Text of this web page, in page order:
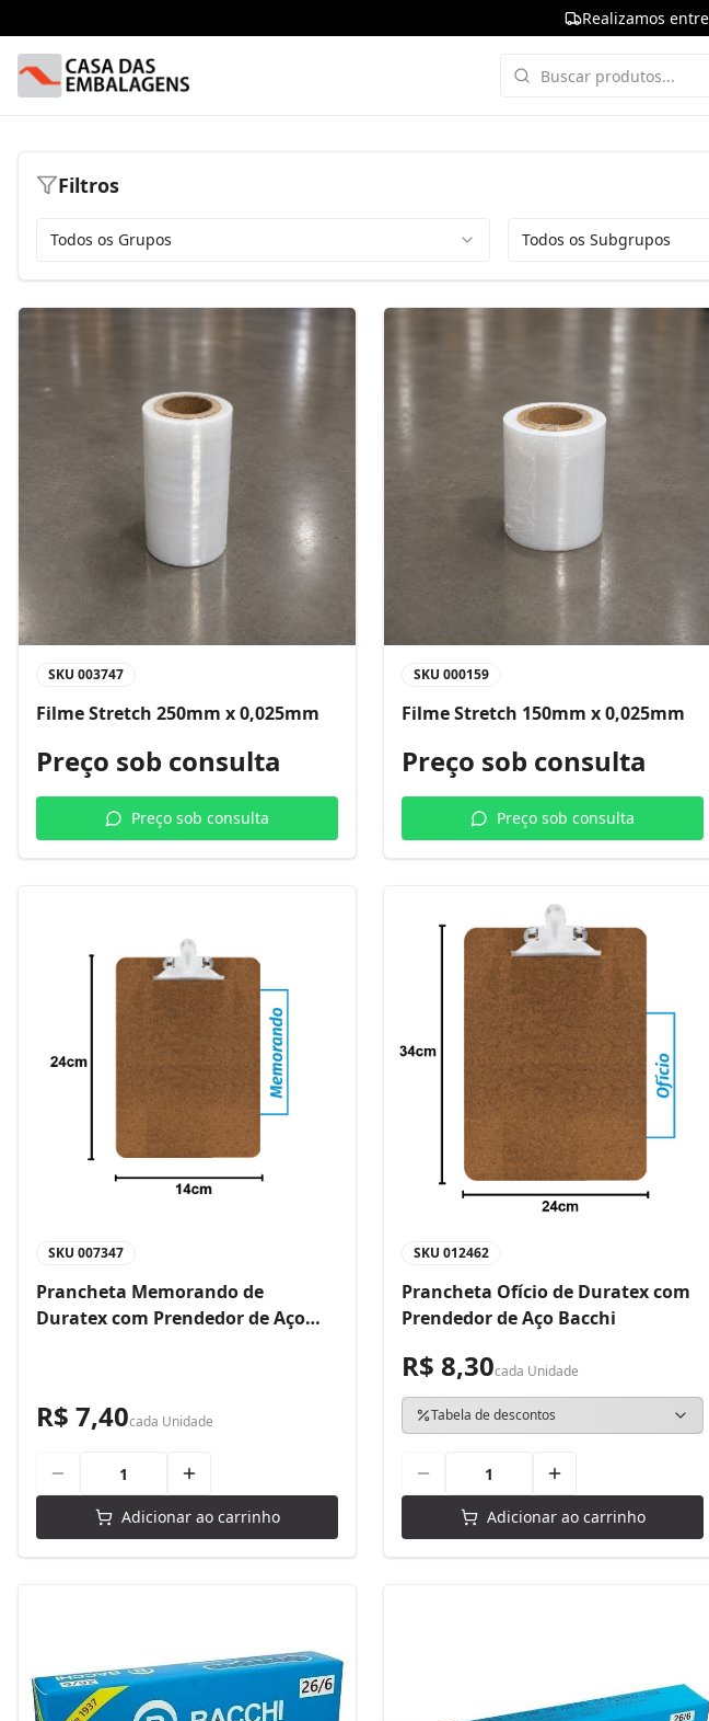
Realizamos
Filtros
Todos os Grupos Todos os Subgrupos
SKU 003747
Filme Stretch 250mm x 0,025mm
Preço sob consulta
Preço sob consulta
SKU 000159
Filme Stretch 150mm x 0,025mm
Preço sob consulta
Preço sob consulta
SKU 007347
Prancheta Memorando de
Duratex com Prendedor de Aço
R$ 7,40cada Unidade
Adicionar ao carrinho
SKU 012462
Prancheta Ofício de Duratex com
Prendedor de Aço Bacchi
R$ 8,30cada Unidade
Tabela de descontos
Adicionar ao carrinho